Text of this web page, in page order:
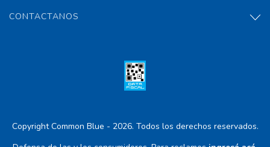
CONTACTANOS
Copyright Common Blue - 2026. Todos los derechos reservados.